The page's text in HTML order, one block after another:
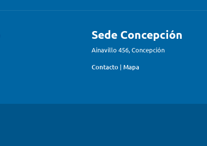
Sede Concepción
Ainavillo 456, Concepción
Contacto | Mapa